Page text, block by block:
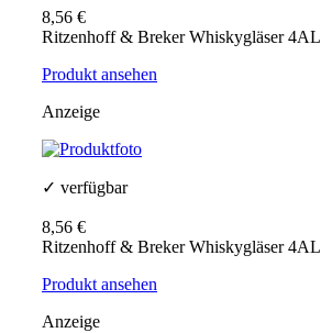
8,56 €
Ritzenhoff & Breker Whiskygläser
Produkt ansehen
Anzeige
✓ verfügbar
8,56 €
Ritzenhoff & Breker Whiskygläser
Produkt ansehen
Anzeige